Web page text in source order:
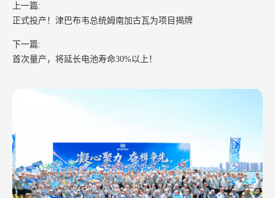
上一篇:
正式投产！津巴布韦总统姆南加古瓦为项目揭牌
下一篇:
首次量产，将延长电池寿命30%以上！